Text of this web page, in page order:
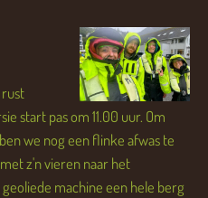
start pas om 11.00 uur. Om
we nog een flinke afwas te
z'n vieren naar het
machine een hele berg